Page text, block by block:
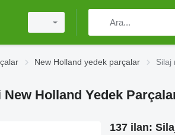
New Holland yedek parçalar Silaj
Holland Yedek
137 ilan: